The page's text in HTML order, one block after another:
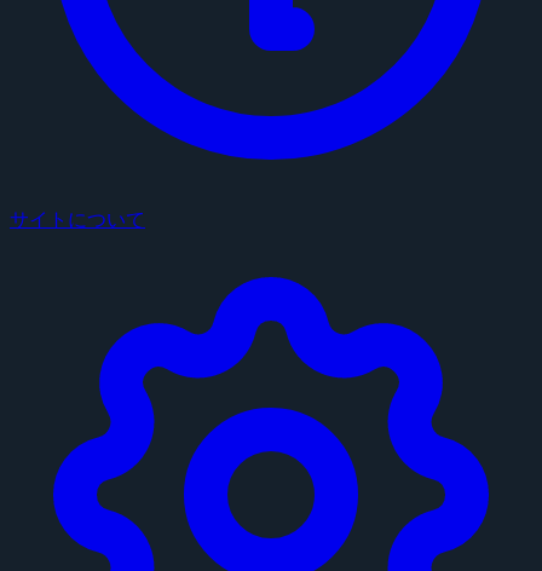
サイトについて